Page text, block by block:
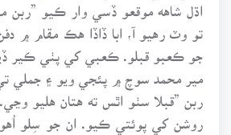
اڌل شاهه موقعو ڏسي وار ڪيو ”ربن
تو وٽ رهيو آ، ابا ڏاڏا هڪ مقام ۾
جو ڪعبو قبلو. ڪعبي کي پٺي ڪير
مير محمد سوچ ۾ پئجي ويو ۽ جملي
ربن ”قبلا سٺو اٿس ته هتان هليو
روشن کي پوئتي ڪيو. ان جو سِلو اُهو